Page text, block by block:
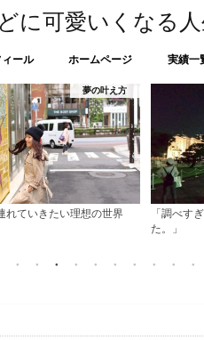
に可愛いくなる
ール ホームページ 実績一
マインド
報に揺さぶられていまし
宣言